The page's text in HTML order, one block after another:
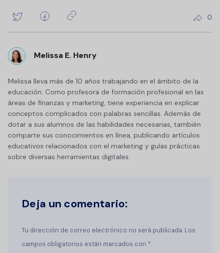
0
Melissa E. Henry
Melissa lleva más de 10 años trabajando en el ámbito de la
educación. Como profesora de formación profesional en las
áreas de finanzas y marketing, tiene experiencia en explicar
conceptos complicados con palabras sencillas. Además de
dotar a sus alumnos de las habilidades necesarias, también
comparte sus conocimientos en línea, publicando artículos
educativos relacionados con el marketing y guías prácticas
sobre diversas herramientas digitales.
Deja un comentario:
Tu dirección de correo electrónico no será publicada. Los
campos obligatorios están marcados con *.